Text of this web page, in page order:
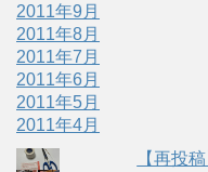
2011年9月
2011年8月
2011年7月
2011年6月
2011年5月
2011年4月
【再投